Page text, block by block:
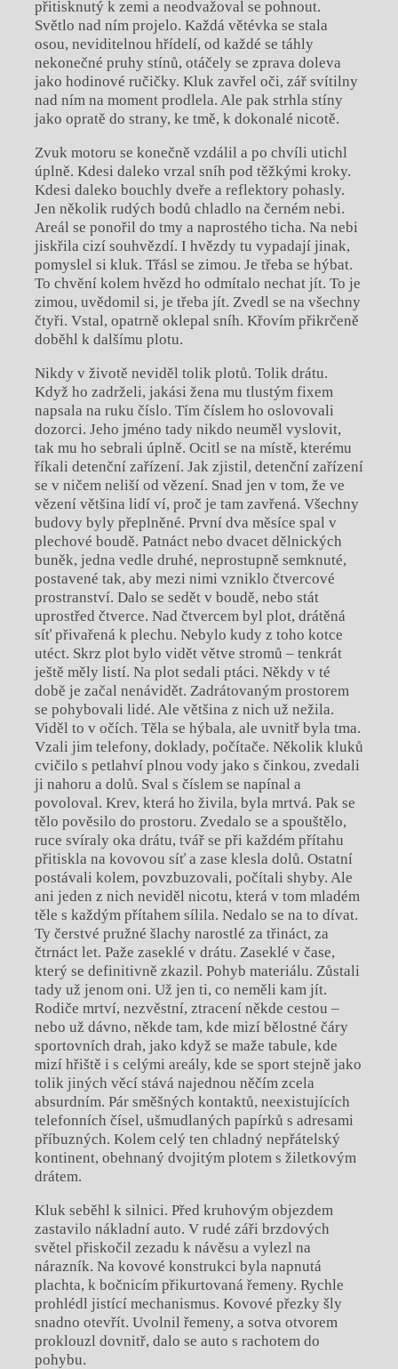
přitisknutý k zemi a neodvažoval se pohnout.
Světlo nad ním projelo. Každá větévka se stala
osou, neviditelnou hřídelí, od každé se táhly
nekonečné pruhy stínů, otáčely se zprava doleva
jako hodinové ručičky. Kluk zavřel oči, zář svítilny
nad ním na moment prodlela. Ale pak strhla stíny
jako opratě do strany, ke tmě, k dokonalé nicotě.
Zvuk motoru se konečně vzdálil a po chvíli utichl
úplně. Kdesi daleko vrzal sníh pod těžkými kroky.
Kdesi daleko bouchly dveře a reflektory pohasly.
Jen několik rudých bodů chladlo na černém nebi.
Areál se ponořil do tmy a naprostého ticha. Na nebi
jiskřila cizí souhvězdí. I hvězdy tu vypadají jinak,
pomyslel si kluk. Třásl se zimou. Je třeba se hýbat.
To chvění kolem hvězd ho odmítalo nechat jít. To je
zimou, uvědomil si, je třeba jít. Zvedl se na všechny
čtyři. Vstal, opatrně oklepal sníh. Křovím přikrčeně
doběhl k dalšímu plotu.
Nikdy v životě neviděl tolik plotů. Tolik drátu.
Když ho zadrželi, jakási žena mu tlustým fixem
napsala na ruku číslo. Tím číslem ho oslovovali
dozorci. Jeho jméno tady nikdo neuměl vyslovit,
tak mu ho sebrali úplně. Ocitl se na místě, kterému
říkali detenční zařízení. Jak zjistil, detenční zařízení
se v ničem neliší od vězení. Snad jen v tom, že ve
vězení většina lidí ví, proč je tam zavřená. Všechny
budovy byly přeplněné. První dva měsíce spal v
plechové boudě. Patnáct nebo dvacet dělnických
buněk, jedna vedle druhé, neprostupně semknuté,
postavené tak, aby mezi nimi vzniklo čtvercové
prostranství. Dalo se sedět v boudě, nebo stát
uprostřed čtverce. Nad čtvercem byl plot, drátěná
síť přivařená k plechu. Nebylo kudy z toho kotce
utéct. Skrz plot bylo vidět větve stromů – tenkrát
ještě měly listí. Na plot sedali ptáci. Někdy v té
době je začal nenávidět. Zadrátovaným prostorem
se pohybovali lidé. Ale většina z nich už nežila.
Viděl to v očích. Těla se hýbala, ale uvnitř byla tma.
Vzali jim telefony, doklady, počítače. Několik kluků
cvičilo s petlahví plnou vody jako s činkou, zvedali
ji nahoru a dolů. Sval s číslem se napínal a
povoloval. Krev, která ho živila, byla mrtvá. Pak se
tělo pověsilo do prostoru. Zvedalo se a spouštělo,
ruce svíraly oka drátu, tvář se při každém přítahu
přitiskla na kovovou síť a zase klesla dolů. Ostatní
postávali kolem, povzbuzovali, počítali shyby. Ale
ani jeden z nich neviděl nicotu, která v tom mladém
těle s každým přítahem sílila. Nedalo se na to dívat.
Ty čerstvé pružné šlachy narostlé za třináct, za
čtrnáct let. Paže zaseklé v drátu. Zaseklé v čase,
který se definitivně zkazil. Pohyb materiálu. Zůstali
tady už jenom oni. Už jen ti, co neměli kam jít.
Rodiče mrtví, nezvěstní, ztracení někde cestou –
nebo už dávno, někde tam, kde mizí bělostné čáry
sportovních drah, jako když se maže tabule, kde
mizí hřiště i s celými areály, kde se sport stejně jako
tolik jiných věcí stává najednou něčím zcela
absurdním. Pár směšných kontaktů, neexistujících
telefonních čísel, ušmudlaných papírků s adresami
příbuzných. Kolem celý ten chladný nepřátelský
kontinent, obehnaný dvojitým plotem s žiletkovým
drátem.
Kluk seběhl k silnici. Před kruhovým objezdem
zastavilo nákladní auto. V rudé záři brzdových
světel přiskočil zezadu k návěsu a vylezl na
nárazník. Na kovové konstrukci byla napnutá
plachta, k bočnicím přikurtovaná řemeny. Rychle
prohlédl jistící mechanismus. Kovové přezky šly
snadno otevřít. Uvolnil řemeny, a sotva otvorem
proklouzl dovnitř, dalo se auto s rachotem do
pohybu.